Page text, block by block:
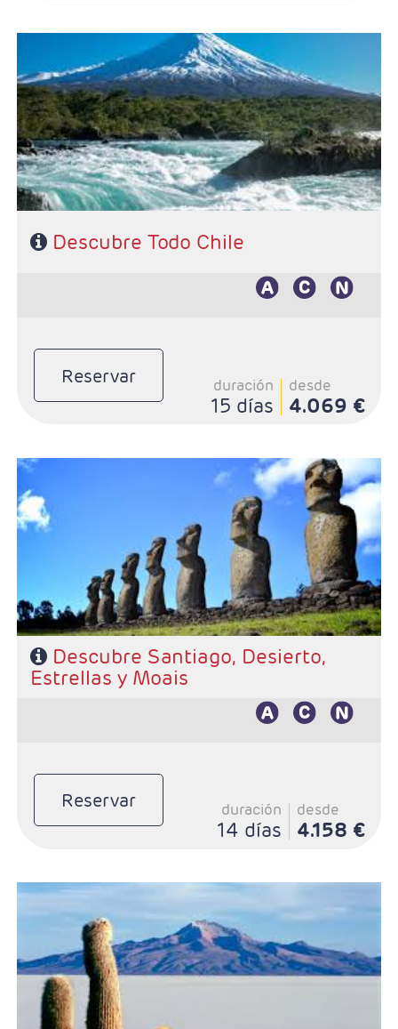
- Salidas: Diarias
- Ruta: 3 noches Santigo, 3 noches San Pedro de
Atacama, 3 noches en Puerto Varas y 3 noches Puerto
Natales
- Categoría hotelera: De libre elección
- Régimen: Según programa
Descubre Todo Chile
Reservar duración
15 días
desde
4.069 €
- Ruta: 5 noches Santigo, 3 noches San Pedro de
Atacama y 3 noches Isla de Pascua
- Categoría hotelera: De libre elección
- Régimen: Según programa
Descubre Santiago, Desierto,
Estrellas y Moais
Reservar duración
14 días
desde
4.158 €
- Ruta: 1 noche en La Paz, 1 noche en Uyuni, 1 noche
en Colhani, 1 noche en Desierto, 4 noches en Atacama
y 3 noches en Santiago
- Categoría hotelera: Standard y Superior
- Régimen: Según programa